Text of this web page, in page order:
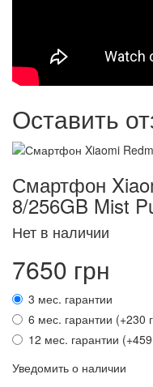
Оставить
Смартфон
8/256GB Mist
Нет в наличии
7650 грн
3 мес. гарантии
6 мес. гарантии (+230
12 мес. гарантии
Уведомить о наличии